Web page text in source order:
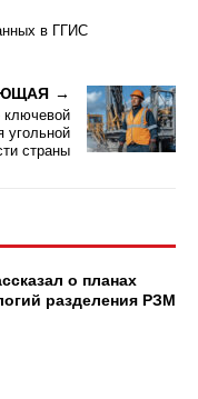
в ГГИС
ключевой
угольной
страны
о планах
разделения РЗМ